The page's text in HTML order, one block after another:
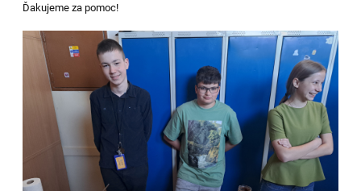
Ďakujeme za pomoc!